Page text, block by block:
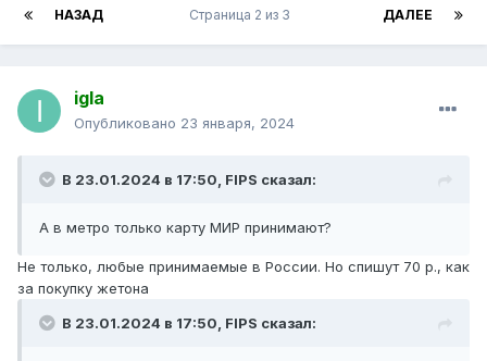
НАЗАД ДАЛЕЕ
Страница 2 из 3
igla
Опубликовано 23 января, 2024
В 23.01.2024 в 17:50, FIPS сказал:
А в метро только карту МИР принимают?
Не только, любые принимаемые в России. Но спишут 70 р., как
за покупку жетона
В 23.01.2024 в 17:50, FIPS сказал: